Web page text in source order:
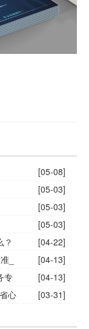
[05-08]
[05-03]
[05-03]
[05-03]
？
[04-22]
_
[04-13]
专
[04-13]
心
[03-31]